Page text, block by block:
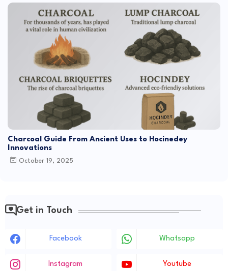
Charcoal Guide From Ancient Uses to Hocinedey
Innovations
October 19, 2025
Get in Touch
Facebook Whatsapp
Instagram Youtube